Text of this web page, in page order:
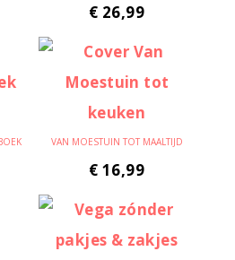
€ 26,99
VAN MOESTUIN TOT MAALTIJD
€ 16,99